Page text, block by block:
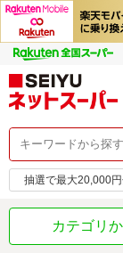
抽選で最大20,000
カテゴリ